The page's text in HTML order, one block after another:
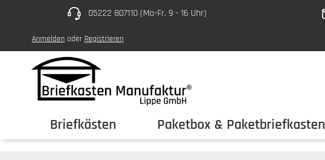
Hauptinhalt springen
Zur Hauptnavigation springen05222 807110 (Mo-Fr. 9 - 16 Uhr)
Anmelden oder Registrieren
Briefkästen Paketbox & Paketbriefkasten